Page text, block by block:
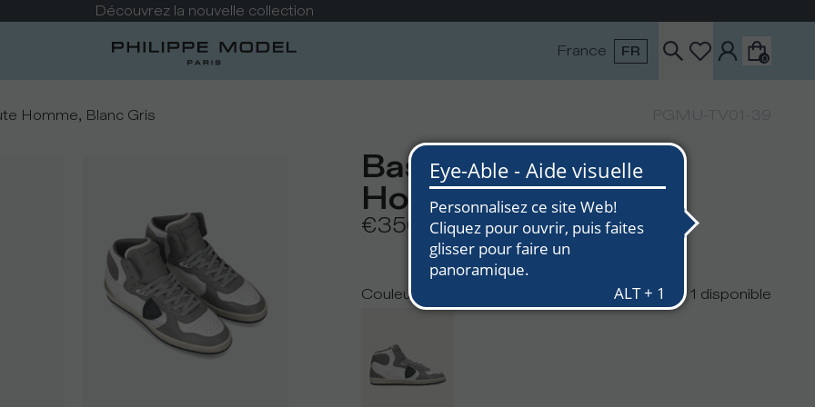
Découvrez la nouvelle collection
France FR 0
Homme, Blanc Gris
Baskets Pgal Haute
Homme, Blanc Gris
€350
Couleurs 1 disponible